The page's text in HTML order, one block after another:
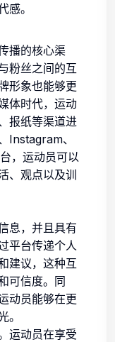
感。
播的核心渠
粉丝之间的互
形象也能够更
体时代，运动
报纸等渠道进
Instagram、
，运动员可以
、观点以及训
息，并且具有
平台传递个人
建议，这种互
可信度。同
动员能够在更
。
运动员在享受